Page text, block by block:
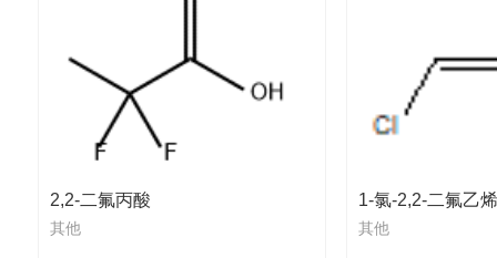
2,2-二氟丙酸
其他
1-氯-2,2-二氟乙烯
其他